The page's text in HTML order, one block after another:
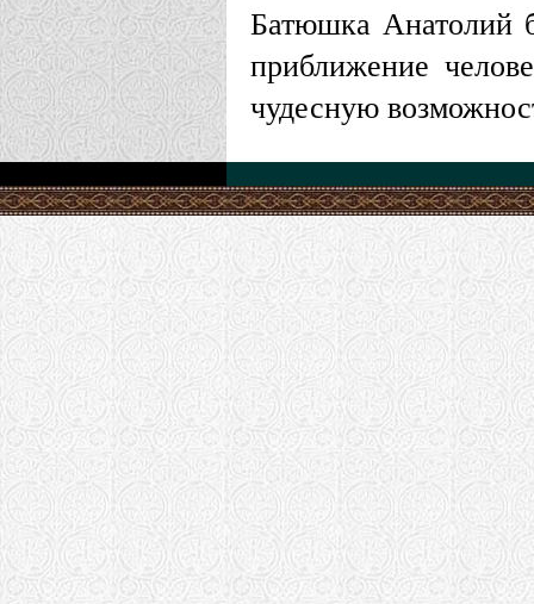
Батюшка Анатолий
приближение
чудесную